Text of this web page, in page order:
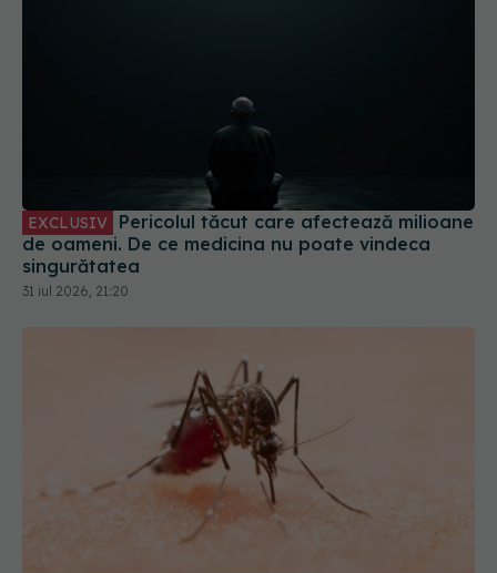
de oameni. De ce medicina nu poate vindeca
singurătatea
31 iul 2026, 21:20